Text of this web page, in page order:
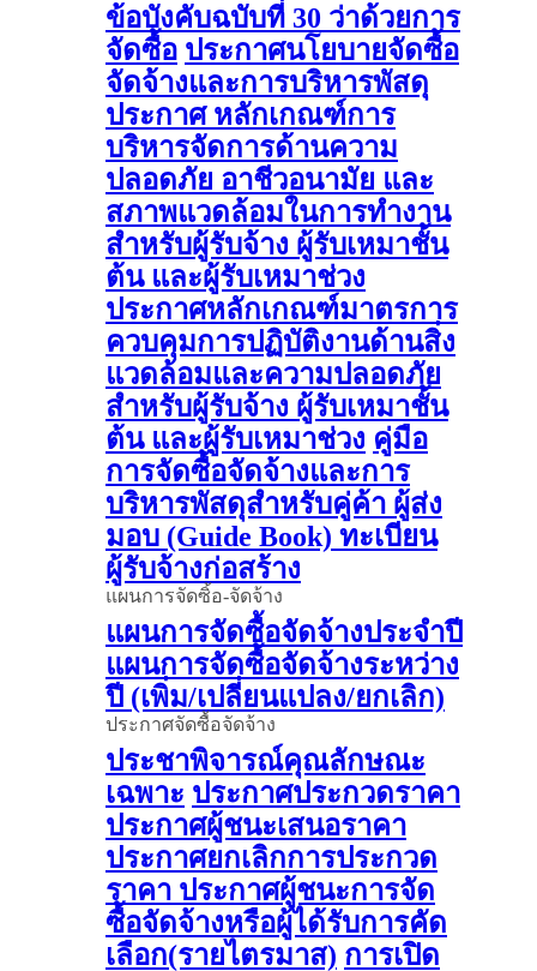
ข้อบังคับฉบับที่ 30 ว่าด้วยการ
จัดซื้อ ประกาศนโยบายจัดซื้อ
จัดจ้างและการบริหารพัสดุ
ประกาศ หลักเกณฑ์การ
บริหารจัดการด้านความ
ปลอดภัย อาชีวอนามัย และ
สภาพแวดล้อมในการทำงาน
สำหรับผู้รับจ้าง ผู้รับเหมาชั้น
ต้น และผู้รับเหมาช่วง
ประกาศหลักเกณฑ์มาตรการ
ควบคุมการปฏิบัติงานด้านสิ่ง
แวดล้อมและความปลอดภัย
สำหรับผู้รับจ้าง ผู้รับเหมาชั้น
ต้น และผู้รับเหมาช่วง คู่มือ
การจัดซื้อจัดจ้างและการ
บริหารพัสดุสำหรับคู่ค้า ผู้ส่ง
มอบ (Guide Book) ทะเบียน
ผู้รับจ้างก่อสร้าง
แผนการจัดซิ้อ-จัดจ้าง
แผนการจัดซื้อจัดจ้างประจำปี
แผนการจัดซื้อจัดจ้างระหว่าง
ปี (เพิ่ม/เปลี่ยนแปลง/ยกเลิก)
ประกาศจัดซื้อจัดจ้าง
ประชาพิจารณ์คุณลักษณะ
เฉพาะ ประกาศประกวดราคา
ประกาศผู้ชนะเสนอราคา
ประกาศยกเลิกการประกวด
ราคา ประกาศผู้ชนะการจัด
ซื้อจัดจ้างหรือผู้ได้รับการคัด
เลือก(รายไตรมาส) การเปิด